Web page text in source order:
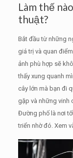
Làm thế
thuật?
Bắt đầu từ những
giá trị và quan
ảnh phù hợp sẽ
thấy xung quanh
cây lớn mà bạn đi
gặp và những vinh
Đường phố là nơi
triển nhờ đó. Xem